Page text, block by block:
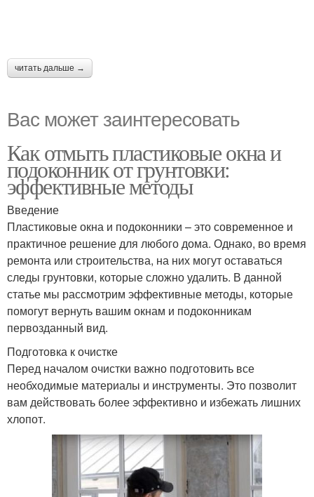
читать дальше →
Вас может заинтересовать
Как отмыть пластиковые окна и
подоконник от грунтовки:
эффективные методы
Введение
Пластиковые окна и подоконники – это современное и
практичное решение для любого дома. Однако, во время
ремонта или строительства, на них могут оставаться
следы грунтовки, которые сложно удалить. В данной
статье мы рассмотрим эффективные методы, которые
помогут вернуть вашим окнам и подоконникам
первозданный вид.
Подготовка к очистке
Перед началом очистки важно подготовить все
необходимые материалы и инструменты. Это позволит
вам действовать более эффективно и избежать лишних
хлопот.